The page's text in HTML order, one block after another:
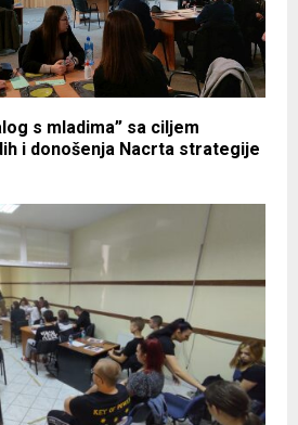
s mladima” sa ciljem
i donošenja Nacrta strategije